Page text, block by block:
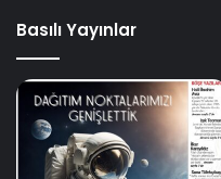
Basılı Yayınlar